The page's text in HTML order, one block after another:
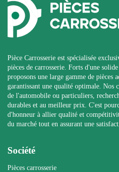
Pièce Carrosserie est spécialisée
pièces de carrosserie. Forts d'une
proposons une large gamme de pièces
garantissant une qualité optimale. Nos
de l'automobile ou particuliers,
durables et au meilleur prix. C'est
d'honneur à allier qualité et
du marché tout en assurant une
Société
Pièces carrosserie